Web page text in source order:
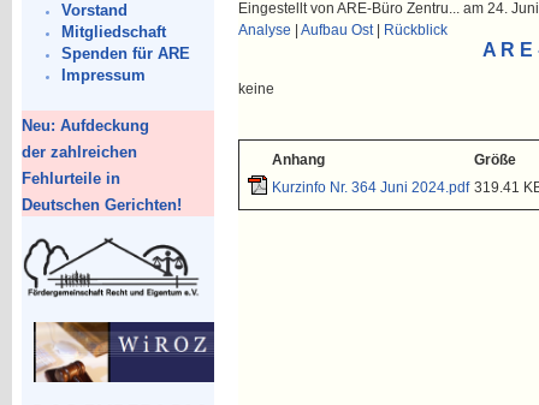
Vorstand
Mitgliedschaft
Spenden für ARE
Impressum
Neu: Aufdeckung
der zahlreichen
Fehlurteile in
Deutschen Gerichten!
Eingestellt von ARE-Büro Zentru... am 24.
Analyse
Aufbau Ost| Rückblick
A R
keine
Anhang
Größe
Kurzinfo Nr. 364 Juni 2024.pdf 319.41